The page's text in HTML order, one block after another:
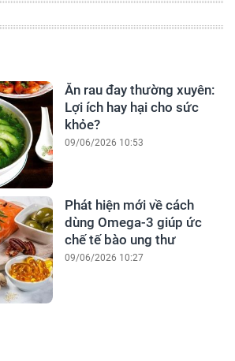
Ăn rau đay thường xuyên:
Lợi ích hay hại cho sức
khỏe?
09/06/2026 10:53
Phát hiện mới về cách
dùng Omega-3 giúp ức
chế tế bào ung thư
09/06/2026 10:27